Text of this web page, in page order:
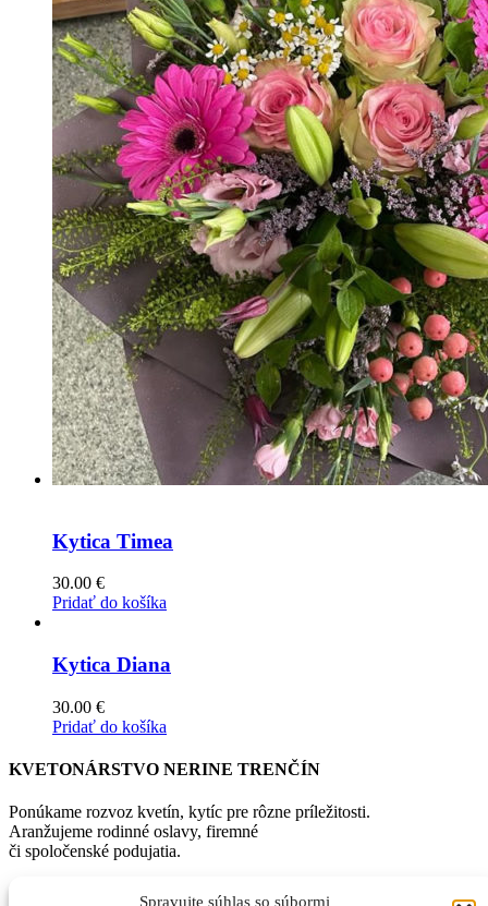
Spravujte súhlas so súbormi
Kytica Timea
30.00 €
Pridať do košíka
Kytica Diana
30.00 €
Pridať do košíka
KVETONÁRSTVO NERINE TRENČÍN
Ponúkame rozvoz kvetín, kytíc pre rôzne príležitosti.
Aranžujeme rodinné oslavy, firemné
či spoločenské podujatia.
INFORMÁCIE O NÁKUPE: